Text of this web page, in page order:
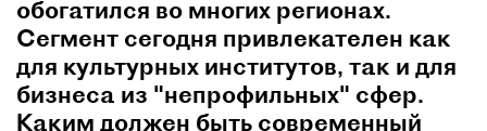
обогатился во многих регионах.
Сегмент сегодня привлекателен как
для культурных институтов, так и для
бизнеса из "непрофильных" сфер.
Каким должен быть современный